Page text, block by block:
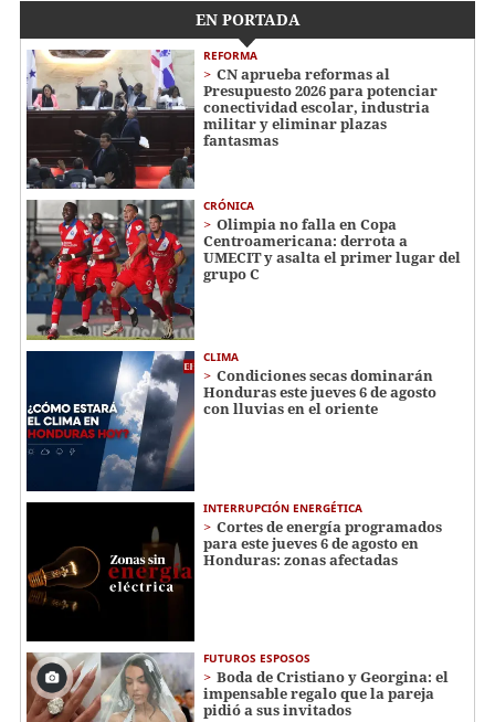
EN PORTADA
REFORMA
CN aprueba reformas al
Presupuesto 2026 para potenciar
conectividad escolar, industria
militar y eliminar plazas
fantasmas
CRÓNICA
Olimpia no falla en Copa
Centroamericana: derrota a
UMECIT y asalta el primer lugar del
grupo C
CLIMA
Condiciones secas dominarán
Honduras este jueves 6 de agosto
con lluvias en el oriente
INTERRUPCIÓN ENERGÉTICA
Cortes de energía programados
para este jueves 6 de agosto en
Honduras: zonas afectadas
FUTUROS ESPOSOS
Boda de Cristiano y Georgina: el
impensable regalo que la pareja
pidió a sus invitados